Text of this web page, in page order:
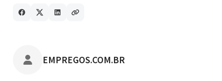
POSTADO POR
EMPREGOS.COM.BR